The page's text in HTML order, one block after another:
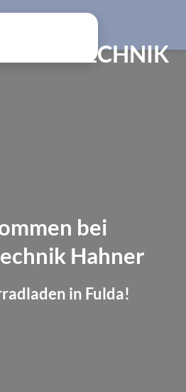
bei
Hahner
in Fulda!